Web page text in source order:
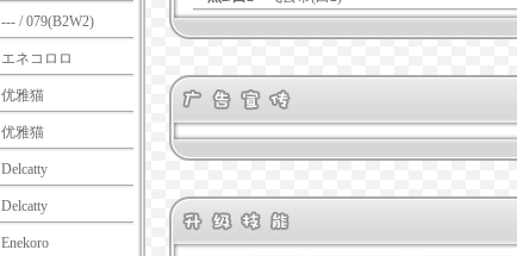
--- / 079(B2W2)
エネコロロ
优雅猫
优雅猫
Delcatty
Delcatty
Enekoro